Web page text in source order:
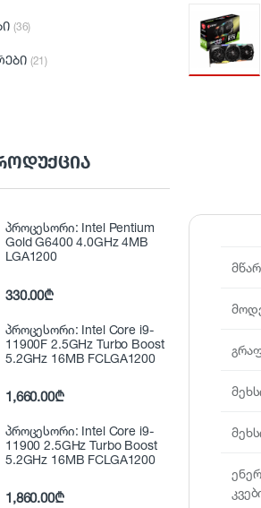
(36)
(21)
პროცესორი: Intel Pentium
Gold G6400 4.0GHz 4MB
LGA1200
330.00₾
პროცესორი: Intel Core i9-
11900F 2.5GHz Turbo Boost
5.2GHz 16MB FCLGA1200
1,660.00₾
პროცესორი: Intel Core i9-
11900 2.5GHz Turbo Boost
5.2GHz 16MB FCLGA1200
1,860.00₾